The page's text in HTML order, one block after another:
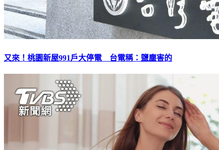
又來！桃園新屋991戶大停電 台電稱：鹽塵害的